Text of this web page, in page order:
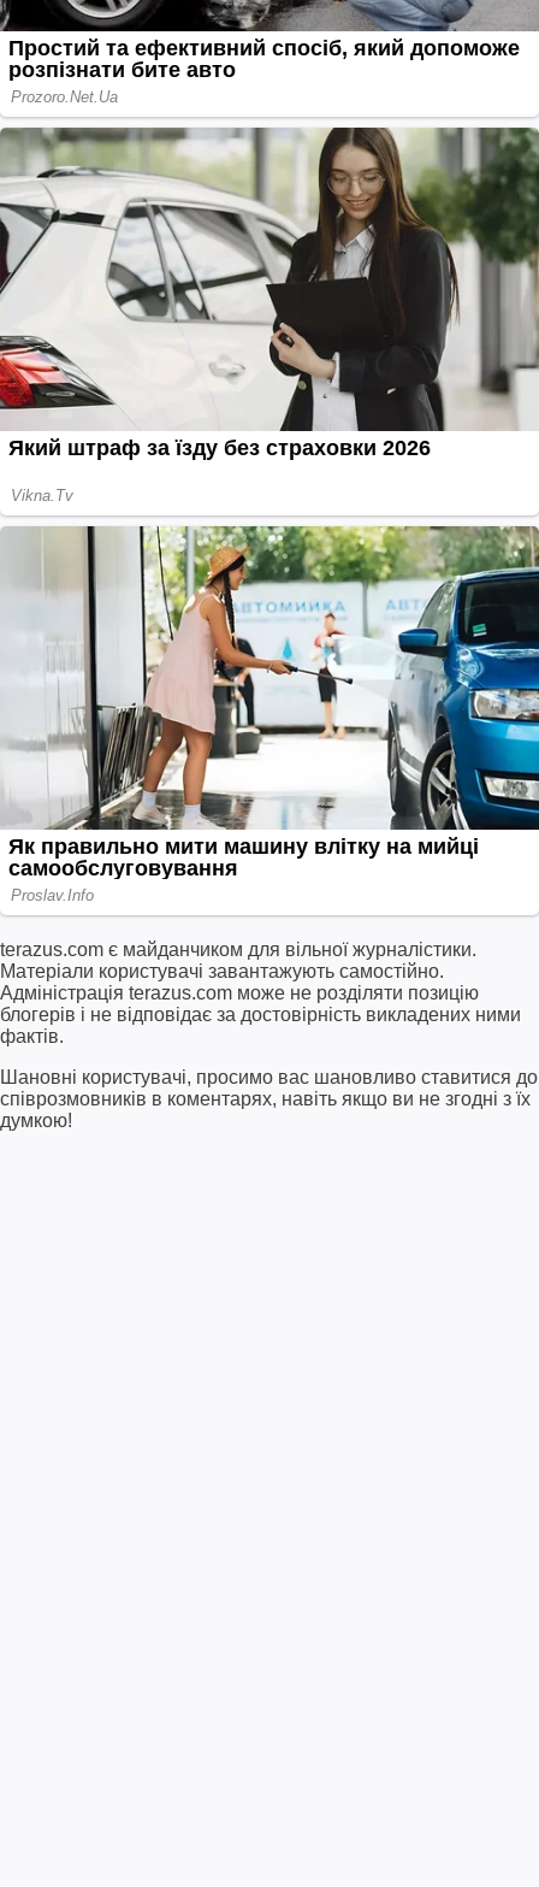
terazus.com є майданчиком для вільної журналістики.
Матеріали користувачі завантажують самостійно.
Адміністрація terazus.com може не розділяти позицію
блогерів і не відповідає за достовірність викладених ними
фактів.
Шановні користувачі, просимо вас шановливо ставитися до
співрозмовників в коментарях, навіть якщо ви не згодні з їх
думкою!